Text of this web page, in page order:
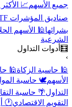
جميع الأسهم📈 الأكثر
صناديق المؤشرات ETF
بشرائها🕌 الأسهم
الشرعية
🧮 أدوات التداول
›
🕌 حاسبة الزكاة🕌
الأسهم🕊️ حاسبة
التداول🌴 حاسبة
التقويم الاقتصادي🕐